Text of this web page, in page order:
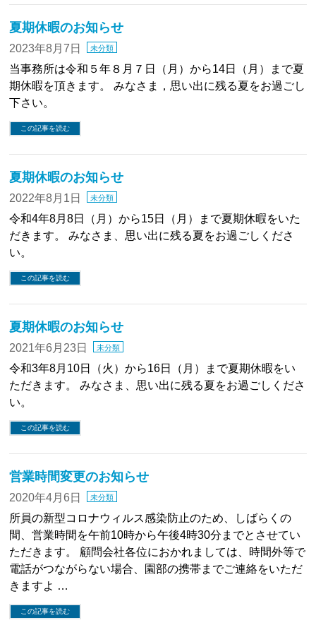
夏期休暇のお知らせ
2023年8月7日 未分類
当事務所は令和５年８月７日（月）から14日（月）まで夏
期休暇を頂きます。 みなさま，思い出に残る夏をお過ごし
下さい。
この記事を読む
夏期休暇のお知らせ
2022年8月1日 未分類
令和4年8月8日（月）から15日（月）まで夏期休暇をいた
だきます。 みなさま、思い出に残る夏をお過ごしくださ
い。
この記事を読む
夏期休暇のお知らせ
2021年6月23日 未分類
令和3年8月10日（火）から16日（月）まで夏期休暇をい
ただきます。 みなさま、思い出に残る夏をお過ごしくださ
い。
この記事を読む
営業時間変更のお知らせ
2020年4月6日 未分類
所員の新型コロナウィルス感染防止のため、しばらくの
間、営業時間を午前10時から午後4時30分までとさせてい
ただきます。 顧問会社各位におかれましては、時間外等で
電話がつながらない場合、園部の携帯までご連絡をいただ
きますよ …
この記事を読む